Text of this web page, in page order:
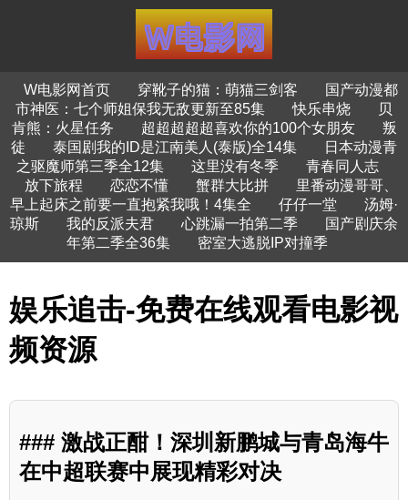
W电影网首页 穿靴子的猫：萌猫三剑客
国产动漫都
市神医：七个师姐保我无敌更新至85集
快乐串烧
贝
肯熊：火星任务
超超超超超喜欢你的100个女朋友
叛
徒
泰国剧我的ID是江南美人(泰版)全14集
日本动漫青
之驱魔师第三季全12集
这里没有冬季
青春同人志
放下旅程
恋恋不懂 蟹群大比拼
里番动漫哥哥、
早上起床之前要一直抱紧我哦！4集全
仔仔一堂
汤姆·
琼斯
我的反派夫君 心跳漏一拍第二季
国产剧庆余
年第二季全36集
密室大逃脱IP对撞季
娱乐追击-免费在线观看电影视
频资源
### 激战正酣！深圳新鹏城与青岛海牛
在中超联赛中展现精彩对决